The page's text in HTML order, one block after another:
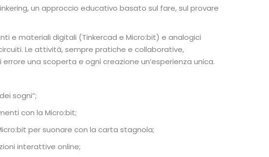
un approccio educativo basato sul fare, sul provare
e materiali digitali (Tinkercad e Micro:bit) e analogici
Le attività, sempre pratiche e collaborative,
una scoperta e ogni creazione un’esperienza unica.
sogni”;
con la Micro:bit;
per suonare con la carta stagnola;
interattive online;